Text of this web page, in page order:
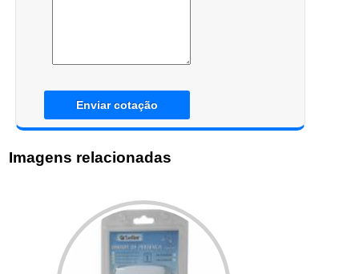
Enviar cotação
Imagens relacionadas